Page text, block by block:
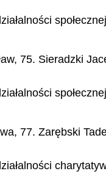
75. Sieradzki
77. Zarębski